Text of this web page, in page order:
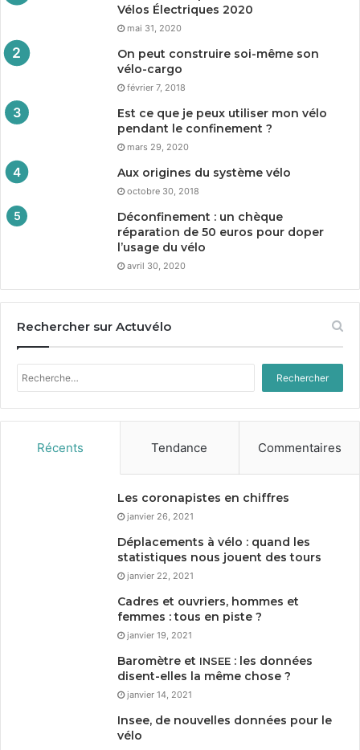
Vélos Électriques 2020
mai 31, 2020
On peut construire soi-même son
vélo-cargo
février 7, 2018
Est ce que je peux utiliser mon vélo
pendant le confinement ?
mars 29, 2020
Aux origines du système vélo
octobre 30, 2018
Déconfinement : un chèque
réparation de 50 euros pour doper
l’usage du vélo
avril 30, 2020
Rechercher sur Actuvélo
Rechercher :
Récents Tendance Commentaires
Les coronapistes en chiffres
janvier 26, 2021
Déplacements à vélo : quand les
statistiques nous jouent des tours
janvier 22, 2021
Cadres et ouvriers, hommes et
femmes : tous en piste ?
janvier 19, 2021
Baromètre et INSEE : les données
disent-elles la même chose ?
janvier 14, 2021
Insee, de nouvelles données pour le
vélo